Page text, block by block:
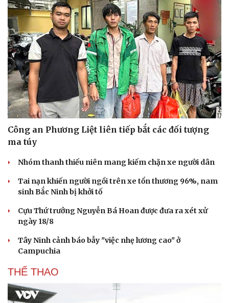
Công an Phương Liệt liên tiếp bắt các đối tượng
ma túy
Nhóm thanh thiếu niên mang kiếm chặn xe người dân
Tai nạn khiến người ngồi trên xe tổn thương 96%, nam
sinh Bắc Ninh bị khởi tố
Cựu Thứ trưởng Nguyễn Bá Hoan được đưa ra xét xử
ngày 18/8
Tây Ninh cảnh báo bẫy "việc nhẹ lương cao" ở
Campuchia
THỂ THAO